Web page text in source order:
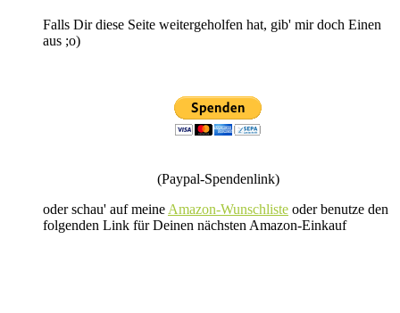
Falls Dir diese Seite weitergeholfen hat, gib' mir doch Einen
aus ;o)
(Paypal-Spendenlink)
oder schau' auf meine Amazon-Wunschliste oder benutze den
folgenden Link für Deinen nächsten Amazon-Einkauf